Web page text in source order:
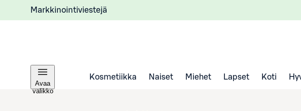
Markkinointiviestejä
Avaa
valikko
Kosmetiikka Naiset Miehet Lapset Koti